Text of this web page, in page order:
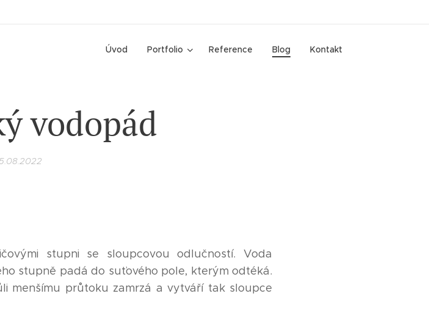
Úvod Portfolio Reference Blog Kontakt
vodopád
stupni se sloupcovou odlučností. Voda
stupně padá do suťového pole, kterým odtéká.
menšímu průtoku zamrzá a vytváří tak sloupce